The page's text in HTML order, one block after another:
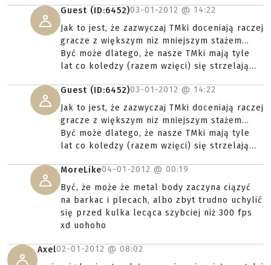
Guest (ID:6452)03-01-2012 @ 14:22
Jak to jest, że zazwyczaj TMki doceniają raczej
gracze z większym niz mniejszym stażem...
Być może dlatego, że nasze TMki mają tyle
lat co koledzy (razem wzięci) się strzelają...
Guest (ID:6452)03-01-2012 @ 14:22
Jak to jest, że zazwyczaj TMki doceniają raczej
gracze z większym niz mniejszym stażem...
Być może dlatego, że nasze TMki mają tyle
lat co koledzy (razem wzięci) się strzelają...
MoreLike04-01-2012 @ 00:19
Być, że może że metal body zaczyna ciązyć
na barkac i plecach, albo zbyt trudno uchylić
się przed kulka lecąca szybciej niż 300 fps
xd uohoho
Axel02-01-2012 @ 08:02